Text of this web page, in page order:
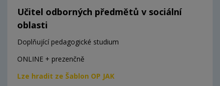
Učitel odborných předmětů v sociální
oblasti
Doplňující pedagogické studium
ONLINE + prezenčně
Lze hradit ze Šablon OP JAK